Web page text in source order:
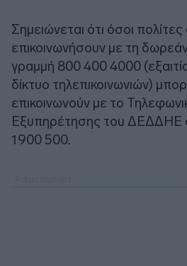
Σημειώνεται ότι όσοι
επικοινωνήσουν με τη
γραμμή 800 400 4000
δίκτυο τηλεπικοινωνιών)
επικοινωνούν με το
Εξυπηρέτησης του ΔΕΔΔΗΕ
1900 500.